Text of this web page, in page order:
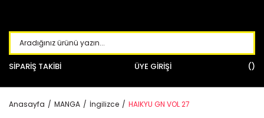
SİPARİŞ TAKİBİ ÜYE GİRİŞİ
Anasayfa MANGA İngilizce HAIKYU GN VOL 27